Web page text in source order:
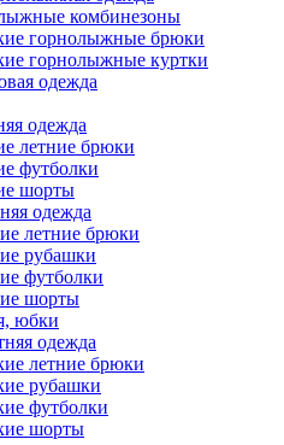
комбинезоны
горнолыжные брюки
горнолыжные куртки
одежда
одежда
летние брюки
футболки
шорты
одежда
летние брюки
рубашки
футболки
шорты
юбки
одежда
летние брюки
рубашки
футболки
шорты